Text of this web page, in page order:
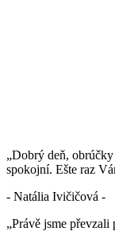
„Dobrý deň,
spokojní. Ešte raz
- Natália Ivičičová -
„Právě jsme